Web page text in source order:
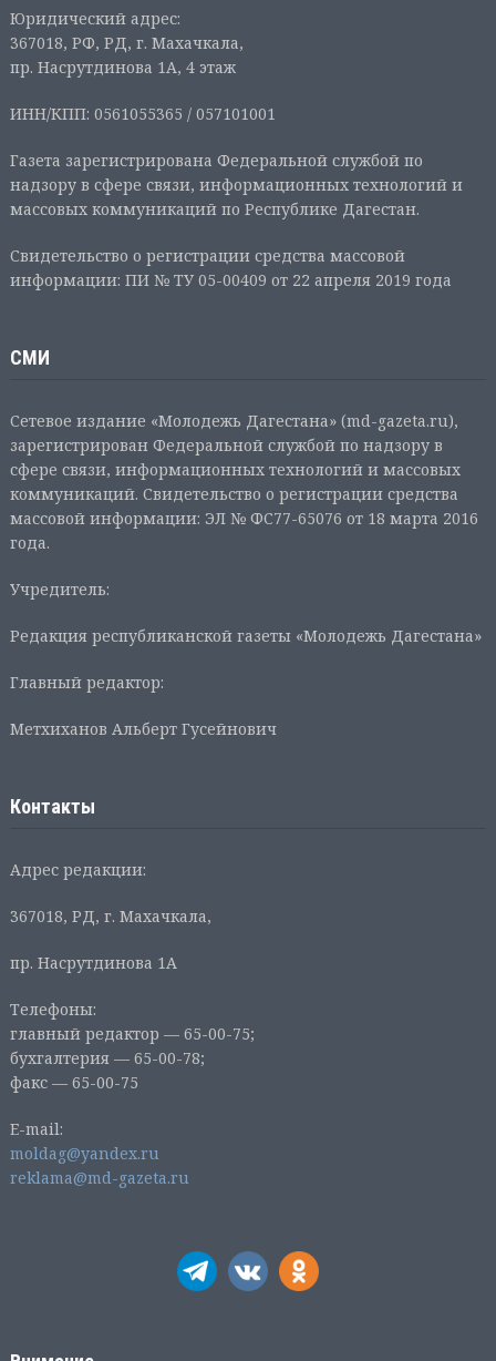
Юридический адрес:
367018, РФ, РД, г. Махачкала,
пр. Насрутдинова 1А, 4 этаж
ИНН/КПП: 0561055365 / 057101001
Газета зарегистрирована Федеральной службой по
надзору в сфере связи, информационных технологий и
массовых коммуникаций по Республике Дагестан.
Свидетельство о регистрации средства массовой
информации: ПИ № ТУ 05-00409 от 22 апреля 2019 года
СМИ
Сетевое издание «Молодежь Дагестана» (md-gazeta.ru),
зарегистрирован Федеральной службой по надзору в
сфере связи, информационных технологий и массовых
коммуникаций. Свидетельство о регистрации средства
массовой информации: ЭЛ № ФС77-65076 от 18 марта 2016
года.
Учредитель:
Редакция республиканской газеты «Молодежь Дагестана»
Главный редактор:
Метхиханов Альберт Гусейнович
Контакты
Адрес редакции:
367018, РД, г. Махачкала,
пр. Насрутдинова 1А
Телефоны:
главный редактор — 65-00-75;
бухгалтерия — 65-00-78;
факс — 65-00-75
E-mail:
moldag@yandex.ru
reklama@md-gazeta.ru